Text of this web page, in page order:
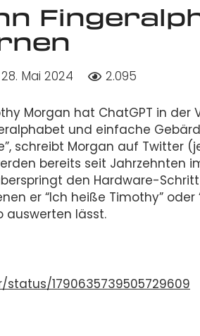
28. Mai 2024 2.095
Morgan hat ChatGPT in
und einfache
schreibt Morgan auf Twitter
bereits seit Jahrzehnten
den Hardware-
er “Ich heiße Timothy” oder
auswerten lässt.
1790635739505729609